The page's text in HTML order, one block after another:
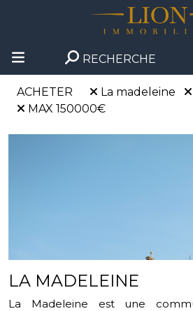
RECHERCHE
ACHETER La madeleine
MAX 150000€
LA MADELEINE
La Madeleine est une